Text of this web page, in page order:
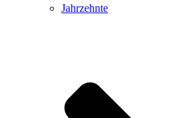
Jahrzehnte